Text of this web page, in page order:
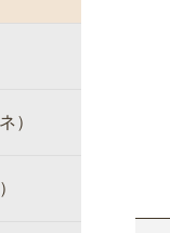
）